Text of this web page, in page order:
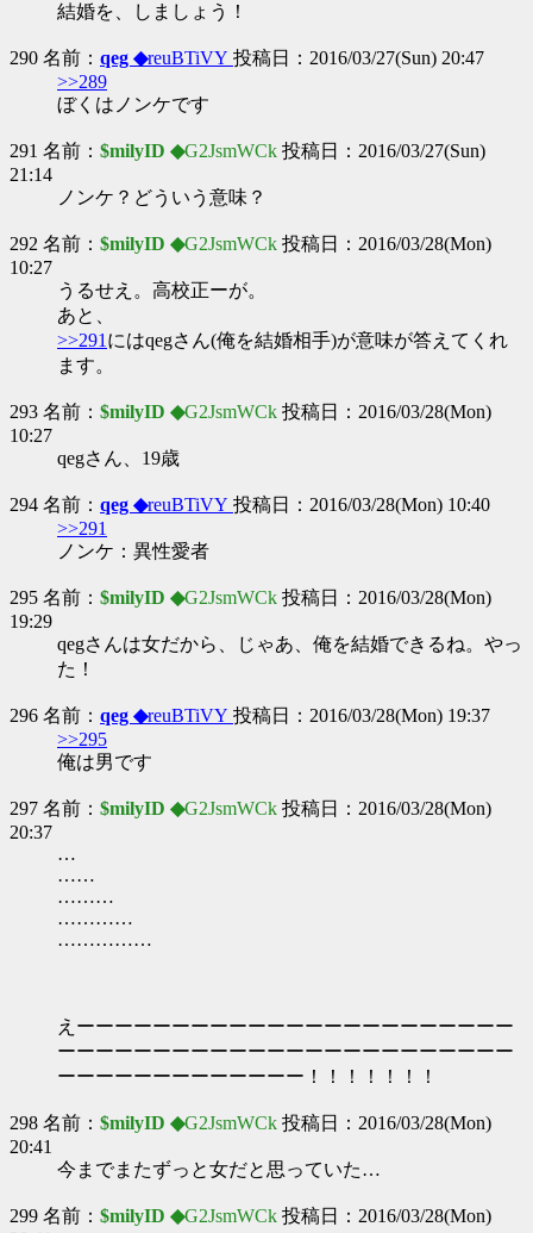
結婚を、しましょう！
290 名前： qeg ◆reuBTiVY 投稿日：2016/03/27(Sun) 20:47
>>289
ぼくはノンケです
291 名前： $milyID ◆G2JsmWCk 投稿日：2016/03/27(Sun)
21:14
ノンケ？どういう意味？
292 名前： $milyID ◆G2JsmWCk 投稿日：2016/03/28(Mon)
10:27
うるせえ。高校正ーが。
あと、
>>291 にはqegさん(俺を結婚相手)が意味が答えてくれ
ます。
293 名前： $milyID ◆G2JsmWCk 投稿日：2016/03/28(Mon)
10:27
qegさん、19歳
294 名前： qeg ◆reuBTiVY 投稿日：2016/03/28(Mon) 10:40
>>291
ノンケ：異性愛者
295 名前： $milyID ◆G2JsmWCk 投稿日：2016/03/28(Mon)
19:29
qegさんは女だから、じゃあ、俺を結婚できるね。やっ
た！
296 名前： qeg ◆reuBTiVY 投稿日：2016/03/28(Mon) 19:37
>>295
俺は男です
297 名前： $milyID ◆G2JsmWCk 投稿日：2016/03/28(Mon)
20:37
…
……
………
…………
……………
えーーーーーーーーーーーーーーーーーーーーーーー
ーーーーーーーーーーーーーーーーーーーーーーーー
ーーーーーーーーーーーーー！！！！！！！
298 名前： $milyID ◆G2JsmWCk 投稿日：2016/03/28(Mon)
20:41
今までまたずっと女だと思っていた…
299 名前： $milyID ◆G2JsmWCk 投稿日：2016/03/28(Mon)